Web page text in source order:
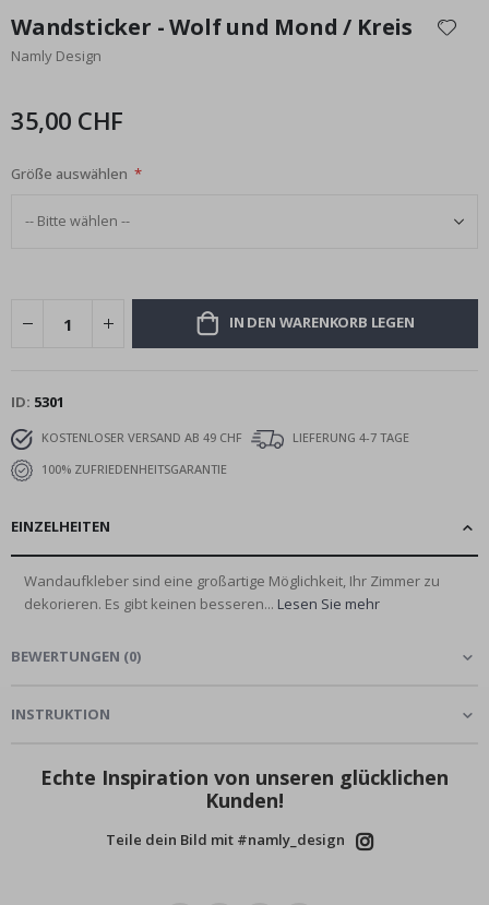
der
Bildgalerie
Wandsticker - Wolf und Mond / Kreis
Namly Design
35,00 CHF
Größe auswählen
IN DEN WARENKORB LEGEN
ID 5301
KOSTENLOSER VERSAND AB 49 CHF
LIEFERUNG 4-7 TAGE
100% ZUFRIEDENHEITSGARANTIE
EINZELHEITEN
Wandaufkleber sind eine großartige Möglichkeit, Ihr Zimmer zu
dekorieren. Es gibt keinen besseren... Lesen Sie mehr
BEWERTUNGEN (0)
INSTRUKTION
Echte Inspiration von unseren glücklichen
Kunden!
Teile dein Bild mit #namly_design